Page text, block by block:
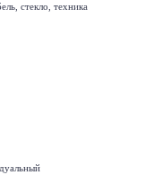
стекло, техника